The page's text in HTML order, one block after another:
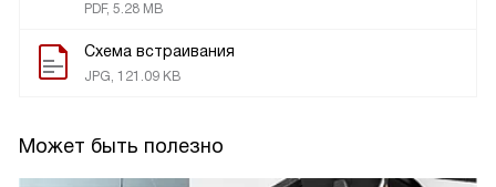
PDF, 5.28 MB
Схема встраивания
JPG, 121.09 KB
Может быть полезно